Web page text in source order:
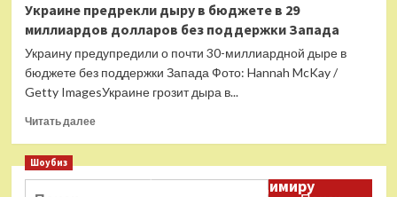
США
заявили
о
Китаем
по
против
России.
Украине предрекли дыру в бюджете в 29
миллиардов долларов без поддержки Запада
Украину предупредили о почти 30-миллиардной дыре в
бюджете без поддержки Запада Фото: Hannah McKay /
Getty ImagesУкраине грозит дыра в...
Читать далееПрочитать
Украине
Шоубиз
Даня Милохин обратился к Владимиру